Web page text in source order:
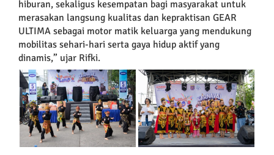
hiburan, sekaligus kesempatan bagi masyarakat untuk
merasakan langsung kualitas dan kepraktisan GEAR
ULTIMA sebagai motor matik keluarga yang mendukung
mobilitas sehari-hari serta gaya hidup aktif yang
dinamis,” ujar Rifki.